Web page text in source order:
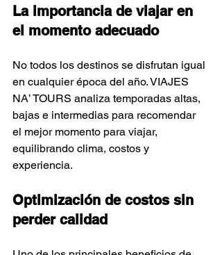
La importancia de viajar en
el momento adecuado
No todos los destinos se disfrutan igual
en cualquier época del año. VIAJES
NA’ TOURS analiza temporadas altas,
bajas e intermedias para recomendar
el mejor momento para viajar,
equilibrando clima, costos y
experiencia.
Optimización de costos sin
perder calidad